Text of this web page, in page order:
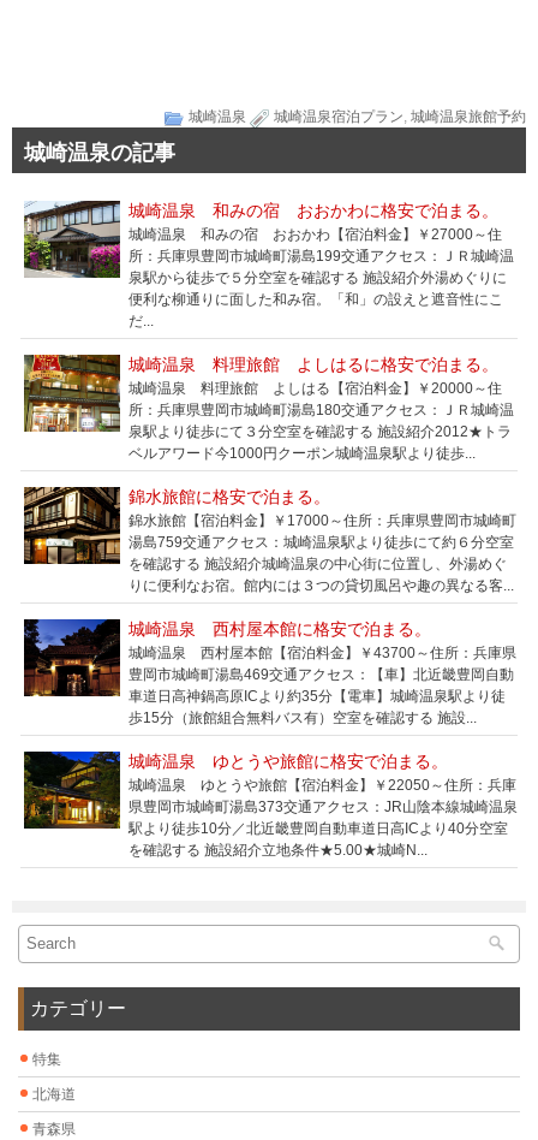
城崎温泉 城崎温泉宿泊プラン, 城崎温泉旅館予約
城崎温泉の記事
城崎温泉 和みの宿 おおかわに格安で泊まる。
城崎温泉 和みの宿 おおかわ【宿泊料金】￥27000～住
所：兵庫県豊岡市城崎町湯島199交通アクセス：ＪＲ城崎温
泉駅から徒歩で５分空室を確認する 施設紹介外湯めぐりに
便利な柳通りに面した和み宿。「和」の設えと遮音性にこ
だ...
城崎温泉 料理旅館 よしはるに格安で泊まる。
城崎温泉 料理旅館 よしはる【宿泊料金】￥20000～住
所：兵庫県豊岡市城崎町湯島180交通アクセス：ＪＲ城崎温
泉駅より徒歩にて３分空室を確認する 施設紹介2012★トラ
ベルアワード今1000円クーポン城崎温泉駅より徒歩...
錦水旅館に格安で泊まる。
錦水旅館【宿泊料金】￥17000～住所：兵庫県豊岡市城崎町
湯島759交通アクセス：城崎温泉駅より徒歩にて約６分空室
を確認する 施設紹介城崎温泉の中心街に位置し、外湯めぐ
りに便利なお宿。館内には３つの貸切風呂や趣の異なる客...
城崎温泉 西村屋本館に格安で泊まる。
城崎温泉 西村屋本館【宿泊料金】￥43700～住所：兵庫県
豊岡市城崎町湯島469交通アクセス：【車】北近畿豊岡自動
車道日高神鍋高原ICより約35分【電車】城崎温泉駅より徒
歩15分（旅館組合無料バス有）空室を確認する 施設...
城崎温泉 ゆとうや旅館に格安で泊まる。
城崎温泉 ゆとうや旅館【宿泊料金】￥22050～住所：兵庫
県豊岡市城崎町湯島373交通アクセス：JR山陰本線城崎温泉
駅より徒歩10分／北近畿豊岡自動車道日高ICより40分空室
を確認する 施設紹介立地条件★5.00★城崎N...
カテゴリー
特集
北海道
青森県